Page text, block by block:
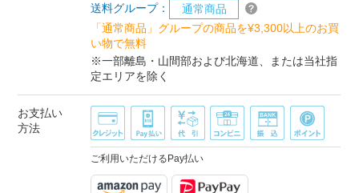
送料グループ：
通常商品
「通常商品」グループの商品を¥3,300以上のお買
い物で無料
※一部離島・山間部および北海道、または当社指
定エリアを除く
お支払い
方法
ご利用いただけるPay払い